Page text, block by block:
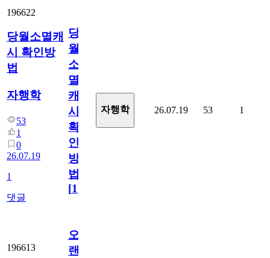
196622
당월소멸캐
시 확인방
법
자행학
53
1
0
26.07.19
1
댓글
당
월
소
멸
캐
시
확
인
방
법
[1]
자행학 26.07.19 53 1
196613
오
랜